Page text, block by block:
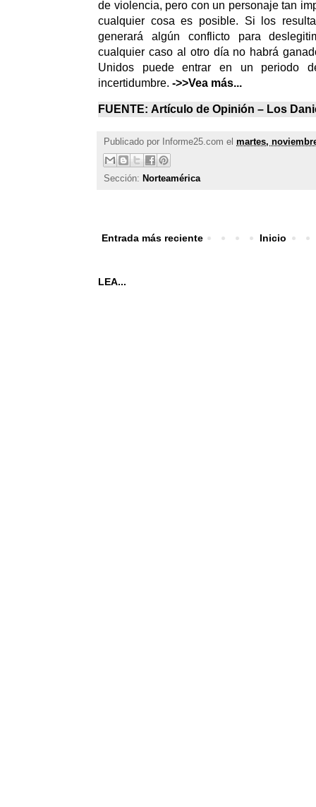
de violencia, pero con un personaje tan
cualquier cosa es posible. Si los
generará algún conflicto para
cualquier caso al otro día no habrá
Unidos puede entrar en un periodo
incertidumbre. ->>Vea más...
FUENTE: Artículo de Opinión – Los
Publicado por Informe25.com el martes,
Sección: Norteamérica
Entrada más reciente Inicio
LEA...